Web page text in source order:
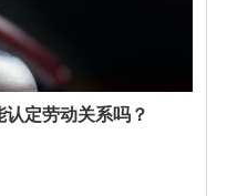
定劳动关系吗？